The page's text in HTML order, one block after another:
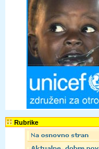
Rubrike